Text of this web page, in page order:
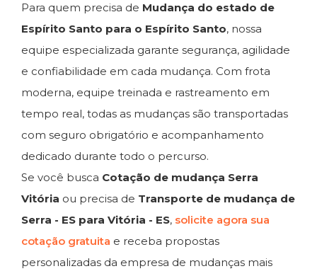
Para quem precisa de Mudança do estado de
Espírito Santo para o Espírito Santo, nossa
equipe especializada garante segurança, agilidade
e confiabilidade em cada mudança. Com frota
moderna, equipe treinada e rastreamento em
tempo real, todas as mudanças são transportadas
com seguro obrigatório e acompanhamento
dedicado durante todo o percurso.
Se você busca Cotação de mudança Serra
Vitória ou precisa de Transporte de mudança de
Serra - ES para Vitória - ES, solicite agora sua
cotação gratuita e receba propostas
personalizadas da empresa de mudanças mais